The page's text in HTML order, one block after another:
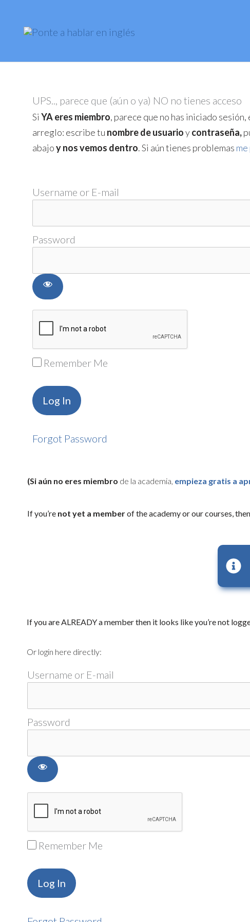
content
UPS.., parece que (aún o ya) NO no tienes acceso
Si YA eres miembro, parece que no has iniciado
arreglo: escribe tu nombre de usuarioycontraseña,
abajoy nos vemos dentro. Si aún tienes problemas
Username or E-mail
Password
Remember Me
Forgot Password
(Si aún no eres miembro de la academia, empieza gratis a
If you’re not yet a memberof the academy or our courses,
If you are ALREADY a member then it looks like you’re not
Or login here directly:
Username or E-mail
Password
Remember Me